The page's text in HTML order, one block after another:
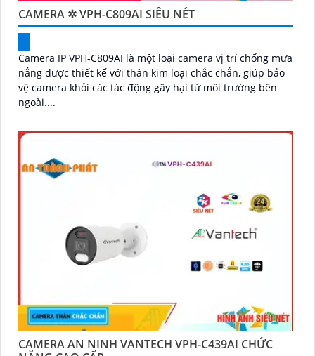
CAMERA ✲ VPH-C809AI SIÊU NÉT
Camera IP VPH-C809AI là một loại camera vị trí chống mưa
nắng được thiết kế với thân kim loại chắc chắn, giúp bảo
vệ camera khỏi các tác động gây hại từ môi trường bên
ngoài....
CAMERA AN NINH VANTECH VPH-C439AI CHỨC